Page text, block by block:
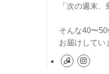
「次の週末
そんな40〜
お届けしてい